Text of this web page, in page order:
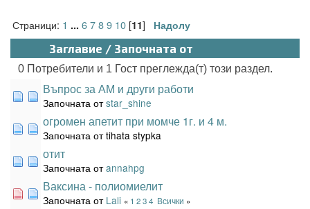
Страници: 1 ... 6789 10[11] Надолу
Заглавие / Започната от
0 Потребители и 1 Гост преглежда(т) този раздел.
Въпрос за АМ и други работи
Започната отstar_shine
огромен апетит при момче 1г. и 4 м.
Започната от tihata stypka
отит
Започната отannahpg
Ваксина - полиомиелит
Започната от Lali « 1 234 Всички »